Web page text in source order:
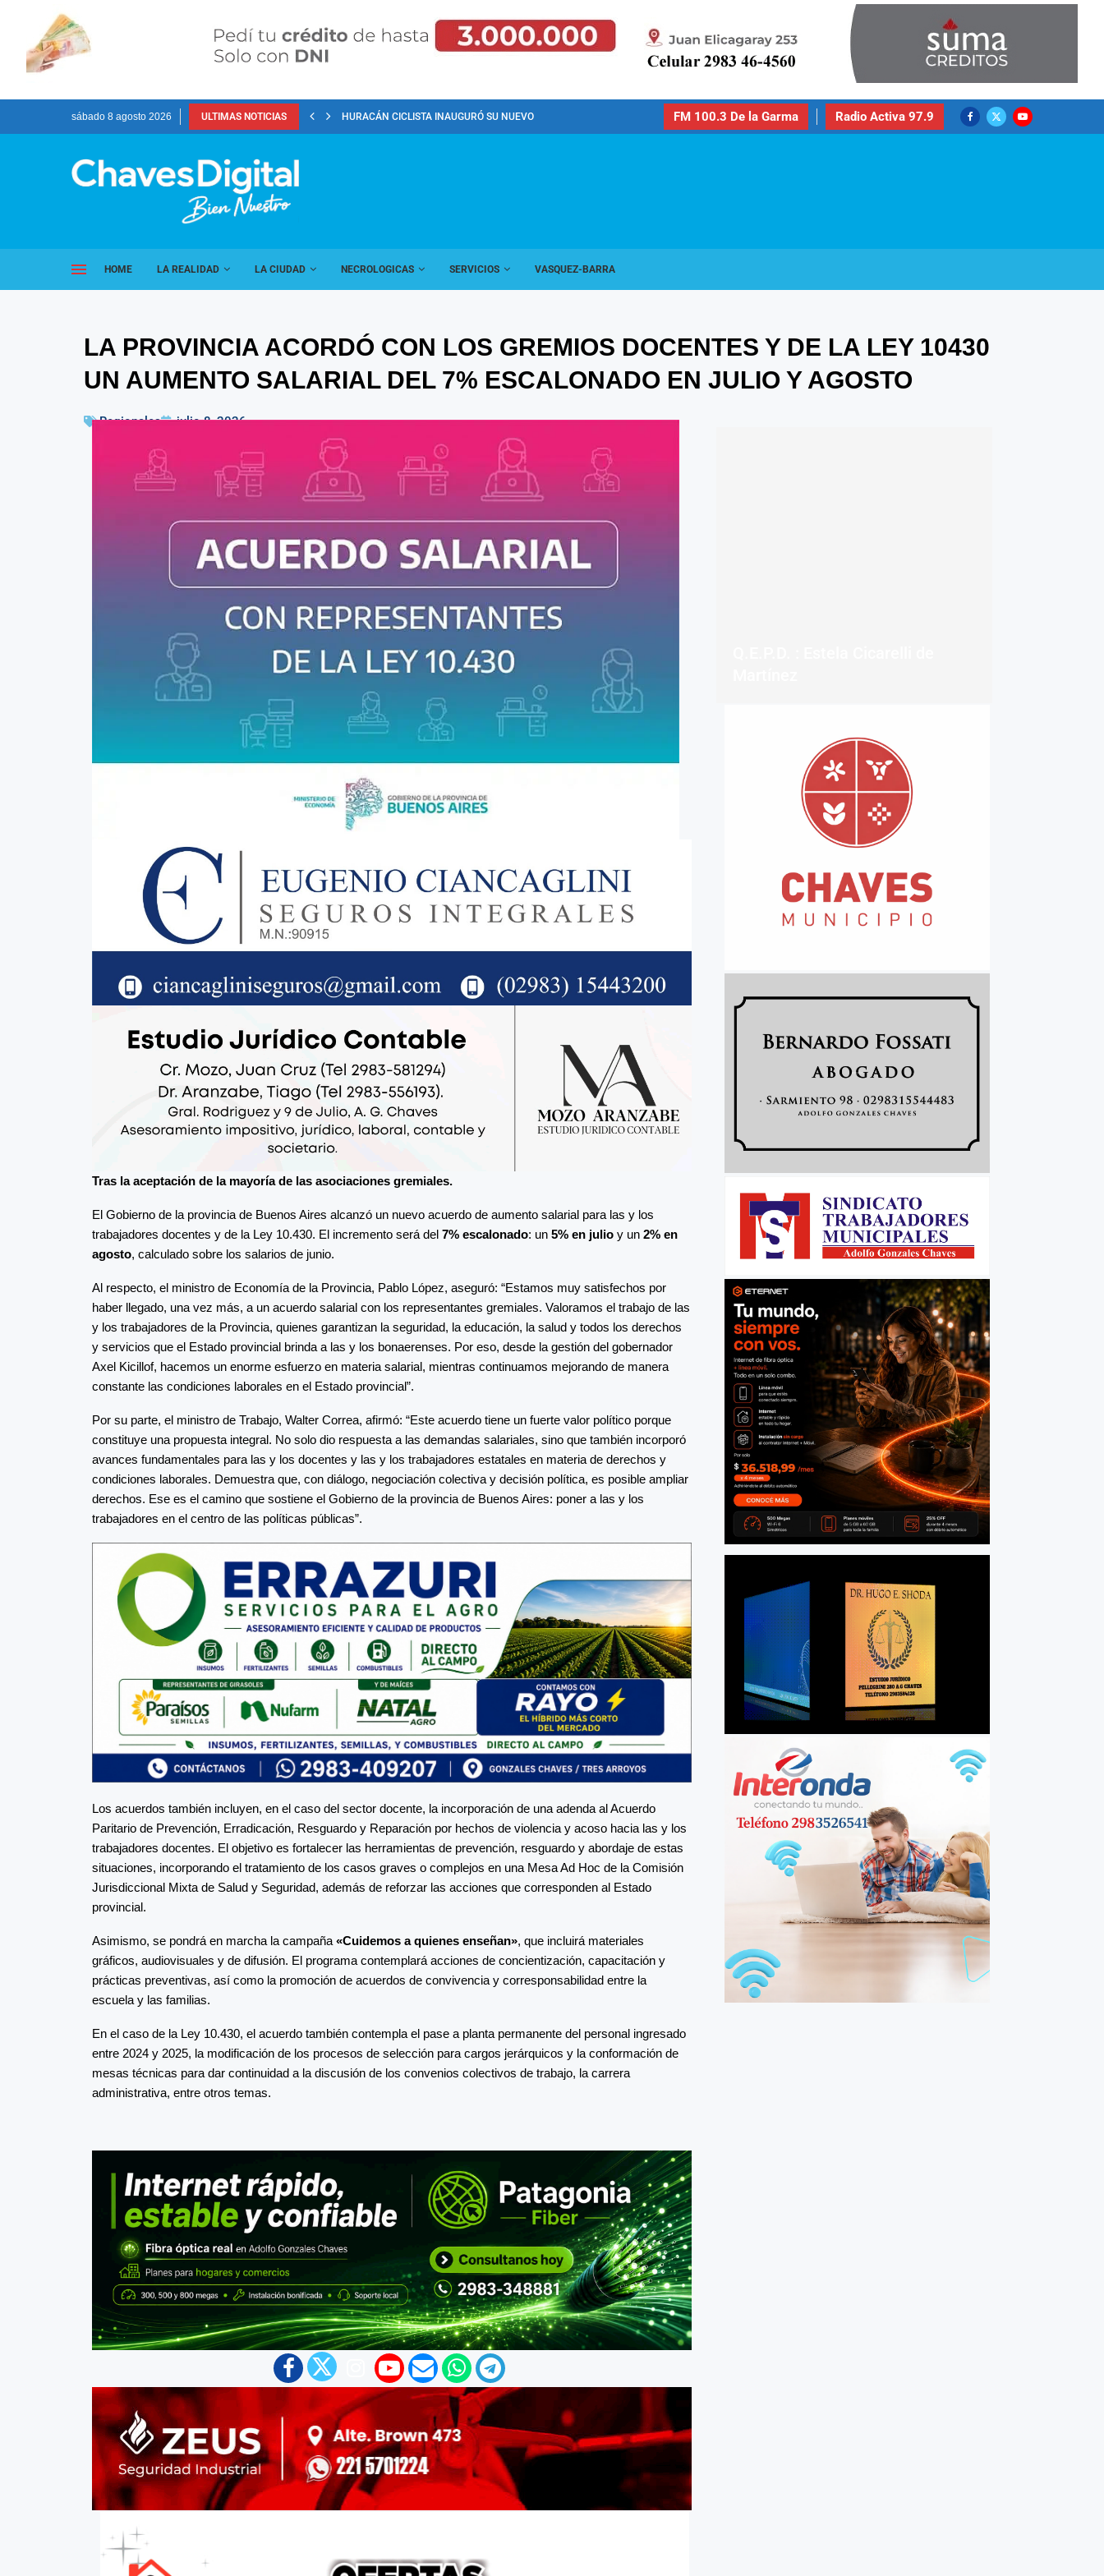
sábado 8 agosto 2026 ULTIMAS NOTICIAS HURACÁN CICLISTA INAUGURÓ SU NUEVO PREDIO PARA LA... FM 100.3 De la Garma Radio Activa 97.9
HOME LA REALIDAD LA CIUDAD NECROLOGICAS SERVICIOS VASQUEZ-BARRA
LA PROVINCIA ACORDÓ CON LOS GREMIOS DOCENTES Y DE LA LEY 10430
UN AUMENTO SALARIAL DEL 7% ESCALONADO EN JULIO Y AGOSTO
Regionales julio 8, 2026
Tras la aceptación de la mayoría de las asociaciones gremiales.
El Gobierno de la provincia de Buenos Aires alcanzó un nuevo acuerdo de aumento salarial para las y los
trabajadores docentes y de la Ley 10.430. El incremento será del 7% escalonado: un 5% en julio y un 2% en
agosto, calculado sobre los salarios de junio.
Al respecto, el ministro de Economía de la Provincia, Pablo López, aseguró: “Estamos muy satisfechos por
haber llegado, una vez más, a un acuerdo salarial con los representantes gremiales. Valoramos el trabajo de las
y los trabajadores de la Provincia, quienes garantizan la seguridad, la educación, la salud y todos los derechos
y servicios que el Estado provincial brinda a las y los bonaerenses. Por eso, desde la gestión del gobernador
Axel Kicillof, hacemos un enorme esfuerzo en materia salarial, mientras continuamos mejorando de manera
constante las condiciones laborales en el Estado provincial”.
Por su parte, el ministro de Trabajo, Walter Correa, afirmó: “Este acuerdo tiene un fuerte valor político porque
constituye una propuesta integral. No solo dio respuesta a las demandas salariales, sino que también incorporó
avances fundamentales para las y los docentes y las y los trabajadores estatales en materia de derechos y
condiciones laborales. Demuestra que, con diálogo, negociación colectiva y decisión política, es posible ampliar
derechos. Ese es el camino que sostiene el Gobierno de la provincia de Buenos Aires: poner a las y los
trabajadores en el centro de las políticas públicas”.
Los acuerdos también incluyen, en el caso del sector docente, la incorporación de una adenda al Acuerdo
Paritario de Prevención, Erradicación, Resguardo y Reparación por hechos de violencia y acoso hacia las y los
trabajadores docentes. El objetivo es fortalecer las herramientas de prevención, resguardo y abordaje de estas
situaciones, incorporando el tratamiento de los casos graves o complejos en una Mesa Ad Hoc de la Comisión
Jurisdiccional Mixta de Salud y Seguridad, además de reforzar las acciones que corresponden al Estado
provincial.
Asimismo, se pondrá en marcha la campaña «Cuidemos a quienes enseñan», que incluirá materiales
gráficos, audiovisuales y de difusión. El programa contemplará acciones de concientización, capacitación y
prácticas preventivas, así como la promoción de acuerdos de convivencia y corresponsabilidad entre la
escuela y las familias.
En el caso de la Ley 10.430, el acuerdo también contempla el pase a planta permanente del personal ingresado
entre 2024 y 2025, la modificación de los procesos de selección para cargos jerárquicos y la conformación de
mesas técnicas para dar continuidad a la discusión de los convenios colectivos de trabajo, la carrera
administrativa, entre otros temas.